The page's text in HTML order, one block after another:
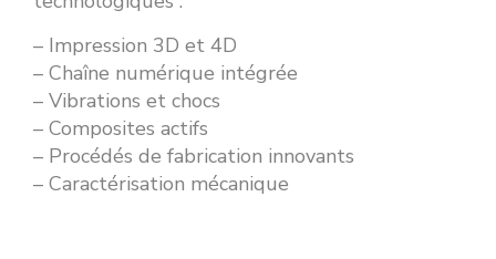
– Impression 3D et 4D
– Chaîne numérique intégrée
– Vibrations et chocs
– Composites actifs
– Procédés de fabrication innovants
– Caractérisation mécanique